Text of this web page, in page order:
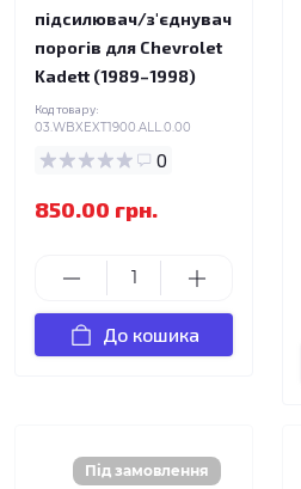
підсилювач/з'єднувач
порогів для Chevrolet
Kadett (1989–1998)
Код товару:
03.WBXEXT1900.ALL.0.00
0
850.00 грн.
До кошика